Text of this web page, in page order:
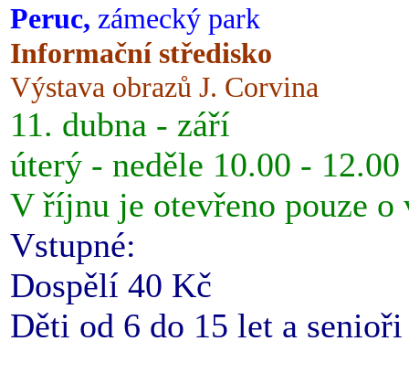
Peruc, zámecký park
Informační středisko
Výstava obrazů J. Corvina
11. dubna - září
úterý - neděle 10.00 -
V říjnu je otevřeno pouze o
Vstupné:
Dospělí 40 Kč
Děti od 6 do 15 let a